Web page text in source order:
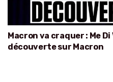
Macron va craquer : Me
découverte sur Macron